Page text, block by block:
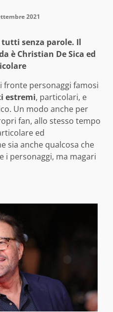
2021
tutti senza parole. Il
è Christian De Sica ed
fronte personaggi famosi
estremi, particolari, e
Un modo anche per
fan, allo stesso tempo
ed
sia anche qualcosa che
i personaggi, ma magari